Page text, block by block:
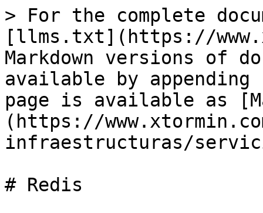
> For the complete
[llms.txt](https://
Markdown versions of
available by
page is available as
(https://
infraestructuras/
# Redis